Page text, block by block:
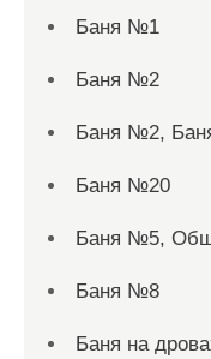
Баня №1
Баня №2
Баня №2,
Баня №20
Баня №5,
Баня №8
Баня на